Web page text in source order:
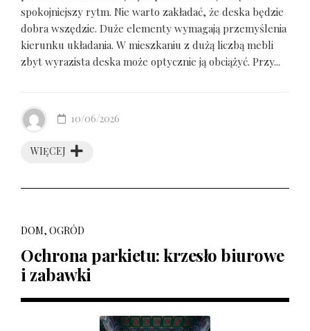
spokojniejszy rytm. Nie warto zakładać, że deska będzie
dobra wszędzie. Duże elementy wymagają przemyślenia
kierunku układania. W mieszkaniu z dużą liczbą mebli
zbyt wyrazista deska może optycznie ją obciążyć. Przy...
WIĘCEJ
10/06/2026
DOM, OGRÓD
Ochrona parkietu: krzesło biurowe
i zabawki